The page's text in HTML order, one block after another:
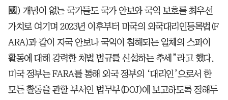
國) 개념이 없는 국가들도 국가 안보와 국익 보호를 최우선
가치로 여기며 2023년 이후부터 미국의 외국대리인등록법(F
ARA)과 같이 자국 안보나 국익이 침해되는 일체의 스파이
활동에 대해 강력한 처벌 법규를 신설하는 추세”라고 했다.
미국 정부는 FARA를 통해 외국 정부의 ‘대리인’으로서 한
모든 활동을 관할 부서인 법무부(DOJ)에 보고하도록 정해두